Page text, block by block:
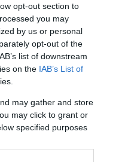
opt-out section to
you may
by us or personal
opt-out of the
list of downstream
on the IAB’s List of
may gather and store
may click to grant or
specified purposes